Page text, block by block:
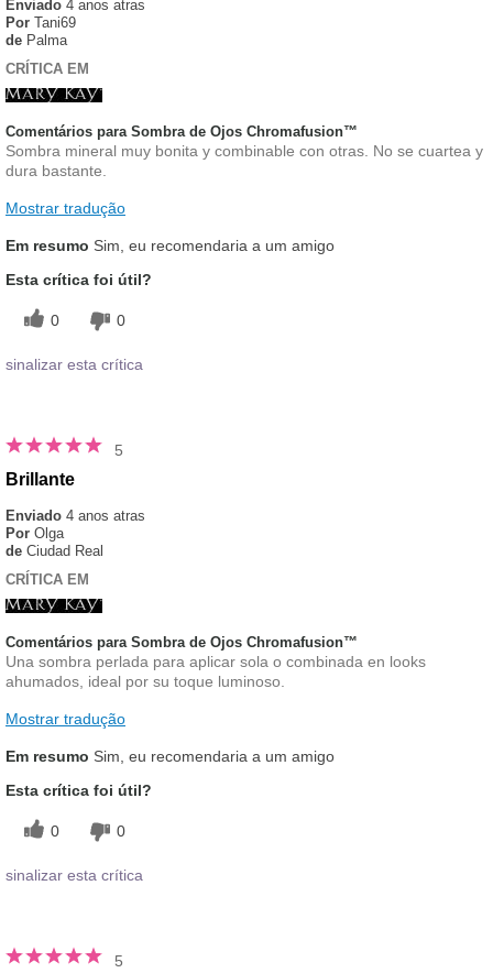
Enviado 4 anos atras
Por Tani69
de Palma
CRÍTICA EM
Comentários para Sombra de Ojos Chromafusion™
Sombra mineral muy bonita y combinable con otras. No se cuartea y
dura bastante.
Mostrar tradução
Em resumo Sim, eu recomendaria a um amigo
Esta crítica foi útil?
0 0
sinalizar esta crítica
5
Brillante
Enviado 4 anos atras
Por Olga
de Ciudad Real
CRÍTICA EM
Comentários para Sombra de Ojos Chromafusion™
Una sombra perlada para aplicar sola o combinada en looks
ahumados, ideal por su toque luminoso.
Mostrar tradução
Em resumo Sim, eu recomendaria a um amigo
Esta crítica foi útil?
0 0
sinalizar esta crítica
5